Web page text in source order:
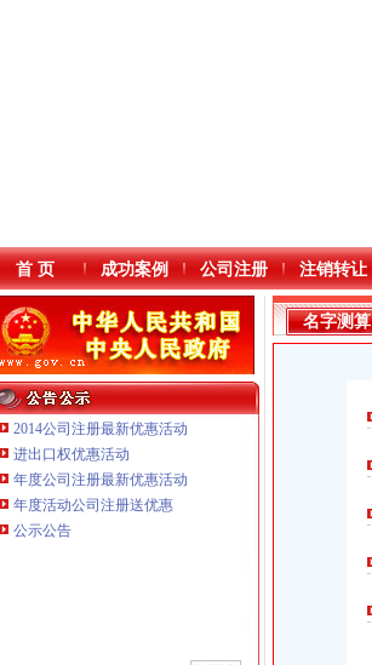
首 页 成功案例 公司注册 注销转让
2014公司注册最新优惠活动
进出口权优惠活动
年度公司注册最新优惠活动
年度活动公司注册送优惠
公示公告
重庆臣夫商贸有限公司 （执照专让）
名字测算